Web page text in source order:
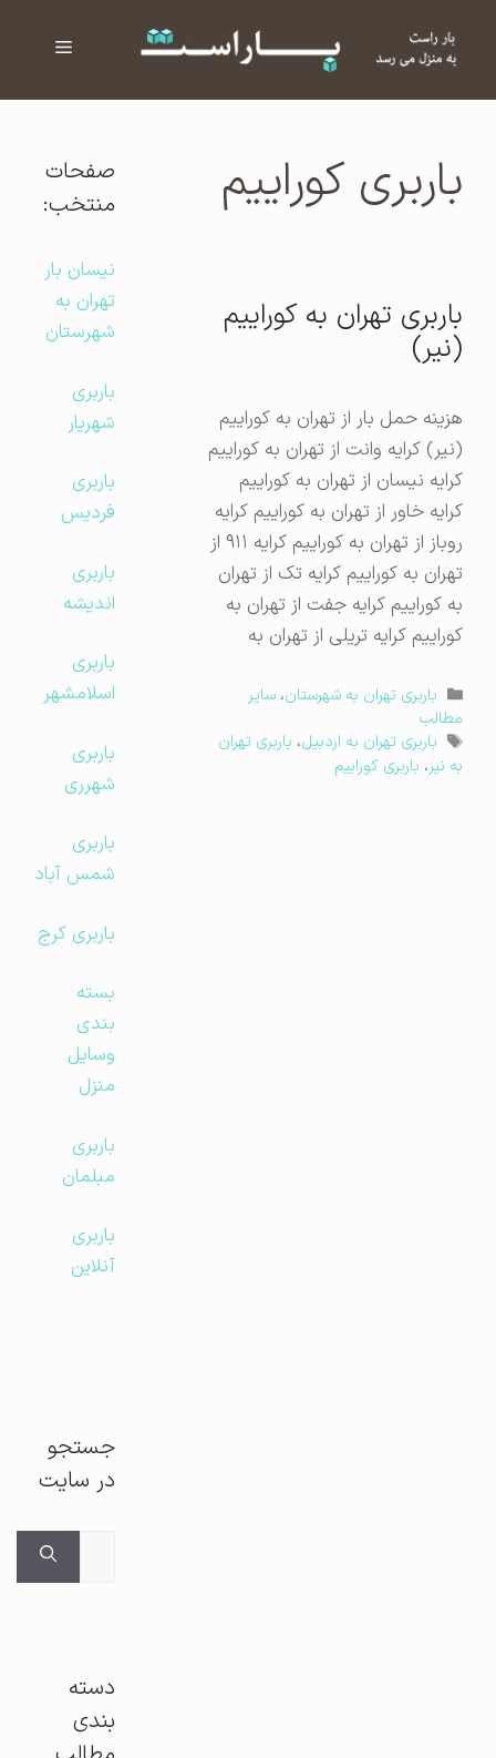
فهرست
باربری کوراییم
باربری تهران به کوراییم
(نیر)
هزینه حمل بار از تهران به کوراییم
(نیر) کرایه وانت از تهران به کوراییم
کرایه نیسان از تهران به کوراییم
کرایه خاور از تهران به کوراییم کرایه
روباز از تهران به کوراییم کرایه ۹۱۱ از
تهران به کوراییم کرایه تک از تهران
به کوراییم کرایه جفت از تهران به
کوراییم کرایه تریلی از تهران به
دسته‌ها
باربری تهران به شهرستان،سایر
مطالب
برچسب‌ها
باربری تهران به اردبیل،باربری تهران
،باربری کوراییم
صفحات
منتخب:
نیسان بار
تهران به
شهرستان
باربری
شهریار
باربری
فردیس
باربری
اندیشه
باربری
اسلامشهر
باربری
شهرری
باربری
شمس آباد
باربری کرج
بسته
بندی
وسایل
منزل
باربری
مبلمان
باربری
آنلاین
جستجو
در سایت
دسته
بندی